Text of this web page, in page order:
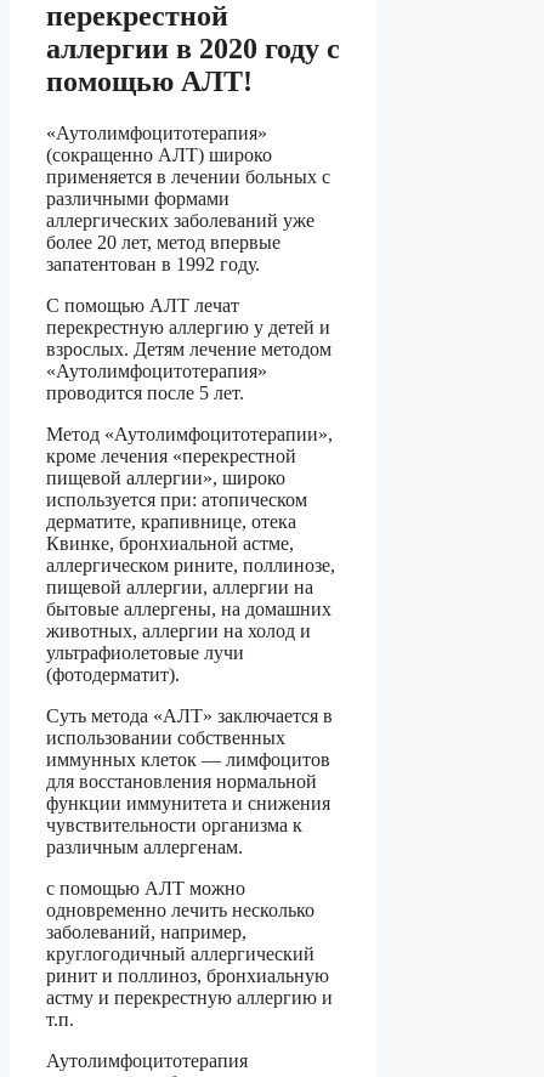
перекрестной
аллергии в 2020 году с
помощью АЛТ!
«Аутолимфоцитотерапия»
(сокращенно АЛТ) широко
применяется в лечении больных с
различными формами
аллергических заболеваний уже
более 20 лет, метод впервые
запатентован в 1992 году.
С помощью АЛТ лечат
перекрестную аллергию у детей и
взрослых. Детям лечение методом
«Аутолимфоцитотерапия»
проводится после 5 лет.
Метод «Аутолимфоцитотерапии»,
кроме лечения «перекрестной
пищевой аллергии», широко
используется при: атопическом
дерматите, крапивнице, отека
Квинке, бронхиальной астме,
аллергическом рините, поллинозе,
пищевой аллергии, аллергии на
бытовые аллергены, на домашних
животных, аллергии на холод и
ультрафиолетовые лучи
(фотодерматит).
Суть метода «АЛТ» заключается в
использовании собственных
иммунных клеток — лимфоцитов
для восстановления нормальной
функции иммунитета и снижения
чувствительности организма к
различным аллергенам.
с помощью АЛТ можно
одновременно лечить несколько
заболеваний, например,
круглогодичный аллергический
ринит и поллиноз, бронхиальную
астму и перекрестную аллергию и
т.п.
Аутолимфоцитотерапия